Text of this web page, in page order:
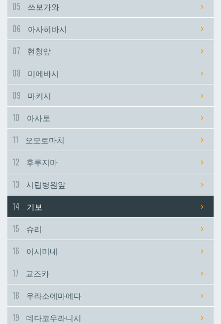
시립병원앞
이시미네
데다코우라니시
시립병원앞
이시미네
데다코우라니시
05
쓰보가와
06
아사히바시
07
현청앞
08
미에바시
09
마키시
10
아사토
11
오모로마치
12
후루지마
13
시립병원앞
14
기보
15
슈리
16
이시미네
17
교즈카
18
우라소에마에다
19
데다코우라니시